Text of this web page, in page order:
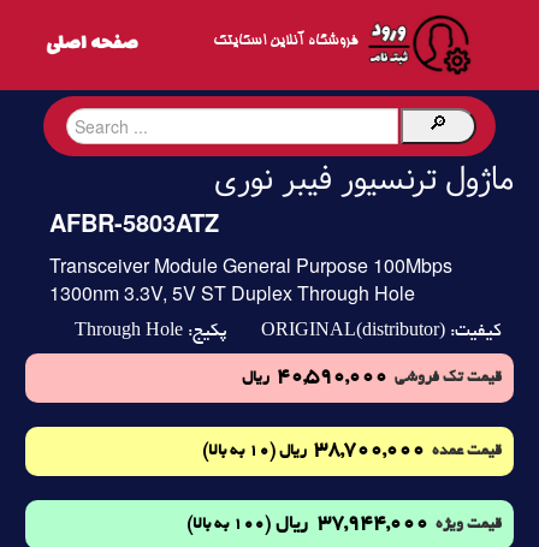
فروشگاه آنلاین اسکایتک
ماژول ترنسیور فیبر نوری
AFBR-5803ATZ
Transceiver Module General Purpose 100Mbps
1300nm 3.3V, 5V ST Duplex Through Hole
کیفیت: ORIGINAL(distributor) پکیج: Through Hole
قیمت تک فروشی 40,590,000 ریال
قیمت عمده 38,700,000 ریال (10 به بالا)
قیمت ویژه 37,944,000 ریال (100 به بالا)